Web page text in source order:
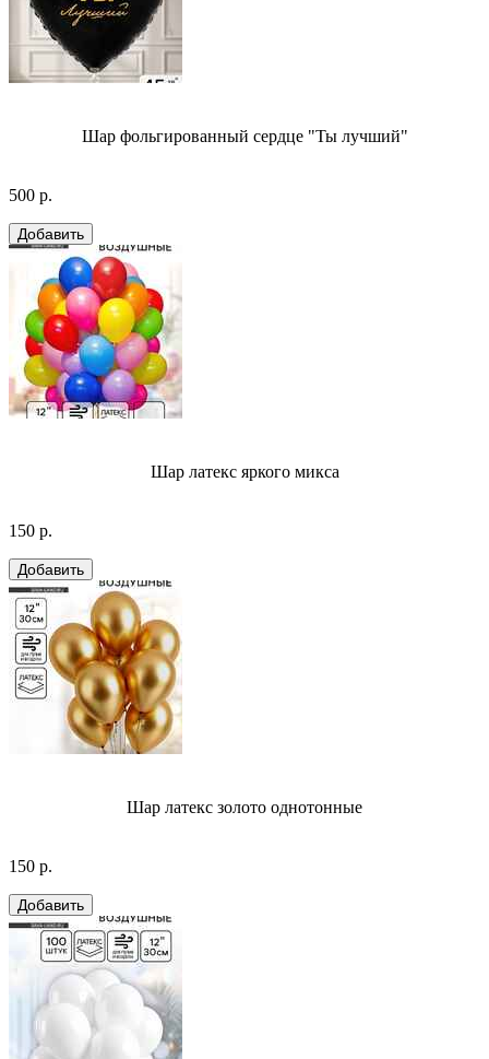
Шар фольгированный сердце "Ты лучший"
500 р.
Шар латекс яркого микса
150 р.
Шар латекс золото однотонные
150 р.